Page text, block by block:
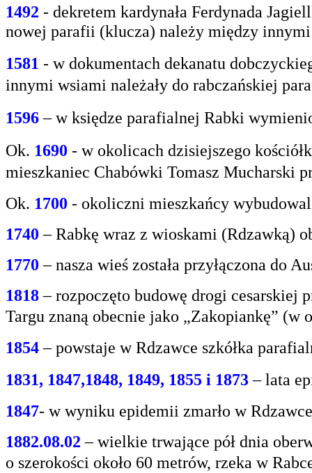
1492 - dekretem kardynała Ferdynada
nowej parafii (klucza) należy między
1581 - wdokumentach dekanatu
innymi wsiami należały do rabczańskiej
1596– w księdze parafialnej Rabki
Ok. 1690 - w okolicach dzisiejszego
mieszkaniec Chabówki Tomasz Mucharski
Ok. 1700 - okoliczni mieszkańcy
1740 – Rabkę wraz z wioskami (Rdzawką)
1770 – nasza wieś została przyłączona do
1818– rozpoczęto budowę drogi cesarskiej
Targu znaną obecnie jako „Zakopiankę” (w
1854 – powstaje w Rdzawce szkółka
1831, 1847,1848, 1849, 1855 i 1873 – lata
1847- w wyniku epidemii zmarło w
1882.08.02 – wielkie trwające pół dnia
o szerokości około 60 metrów, rzeka w